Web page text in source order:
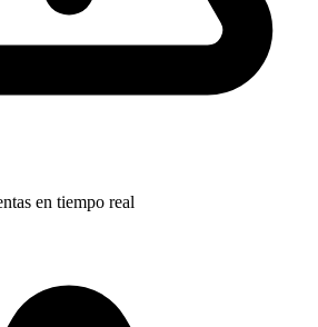
en tiempo real